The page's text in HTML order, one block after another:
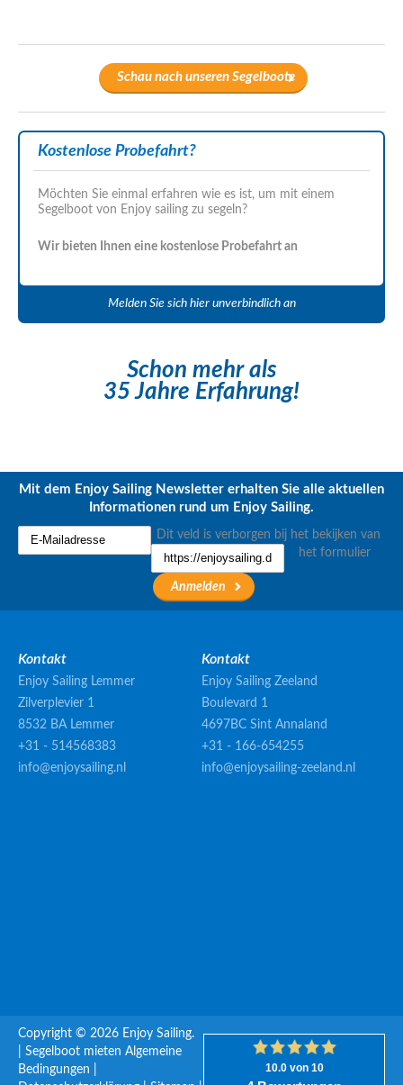
Schau nach unseren Segelboote
Kostenlose Probefahrt?
Möchten Sie einmal erfahren wie es ist, um mit einem
Segelboot von Enjoy sailing zu segeln?
Wir bieten Ihnen eine kostenlose Probefahrt an
Melden Sie sich hier unverbindlich an
Schon mehr als
35 Jahre Erfahrung!
Mit dem Enjoy Sailing Newsletter erhalten Sie alle aktuellen
Informationen rund um Enjoy Sailing.
Dit veld is verborgen bij het bekijken van
het formulier
Kontakt
Enjoy Sailing Lemmer
Zilverplevier 1
8532 BA Lemmer
+31 - 514568383
info@enjoysailing.nl
Kontakt
Enjoy Sailing Zeeland
Boulevard 1
4697BC Sint Annaland
+31 - 166-654255
info@enjoysailing-zeeland.nl
Copyright © 2026 Enjoy Sailing.
Segelboot mieten Algemeine
Bedingungen